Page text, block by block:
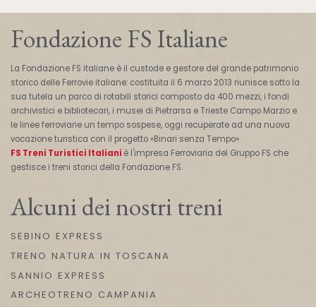
Fondazione FS Italiane
La Fondazione FS italiane è il custode e gestore del grande patrimonio
storico delle Ferrovie italiane: costituita il 6 marzo 2013 riunisce sotto la
sua tutela un parco di rotabili storici composto da 400 mezzi, i fondi
archivistici e bibliotecari, i musei di Pietrarsa e Trieste Campo Marzio e
le linee ferroviarie un tempo sospese, oggi recuperate ad una nuova
vocazione turistica con il progetto «Binari senza Tempo».
FS Treni Turistici Italiani è l'impresa Ferroviaria del Gruppo FS che
gestisce i treni storici della Fondazione FS.
Alcuni dei nostri treni
SEBINO EXPRESS
TRENO NATURA IN TOSCANA
SANNIO EXPRESS
ARCHEOTRENO CAMPANIA